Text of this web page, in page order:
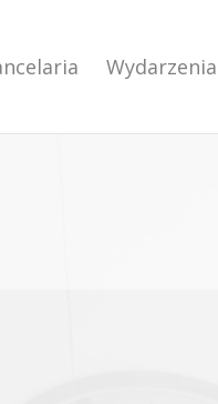
Wydarzenia